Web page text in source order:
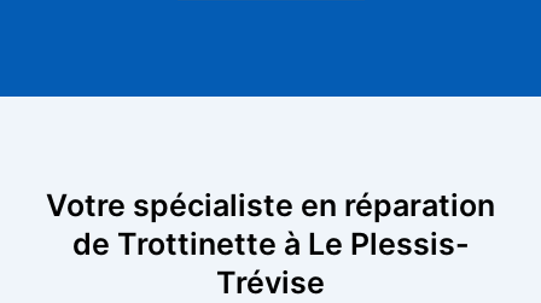
Votre spécialiste en réparation
de Trottinette à Le Plessis-
Trévise